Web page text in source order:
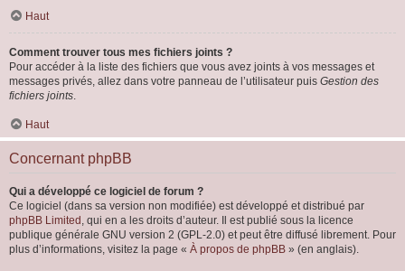
Haut
Comment trouver tous mes fichiers joints ?
Pour accéder à la liste des fichiers que vous avez joints à vos messages et
messages privés, allez dans votre panneau de l’utilisateur puis Gestion des
fichiers joints.
Haut
Concernant phpBB
Qui a développé ce logiciel de forum ?
Ce logiciel (dans sa version non modifiée) est développé et distribué par
phpBB Limited , qui en a les droits d’auteur. Il est publié sous la licence
publique générale GNU version 2 (GPL-2.0) et peut être diffusé librement. Pour
plus d’informations, visitez la page « À propos de phpBB » (en anglais).